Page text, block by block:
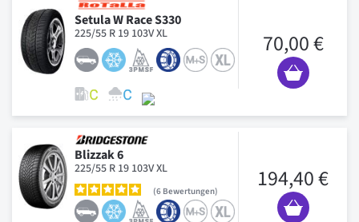
Setula W Race S330
225/55 R 19 103V XL 70,00 €
Blizzak 6
225/55 R 19 103V XL
6 Bewertungen 194,40 €